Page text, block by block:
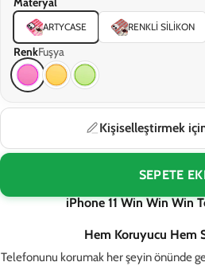
ARTYCASE RENKLI SILIKON
RenkFuşya
Kişiselleştirmek
SEPETE
iPhone 11 Win Win Win
Hem Koruyucu Hem
Telefonunu korumak her şeyin önünde